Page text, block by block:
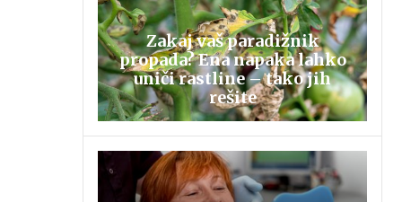
Zakaj vaš paradižnik
propada? Ena napaka lahko
uniči rastline – tako jih
rešite